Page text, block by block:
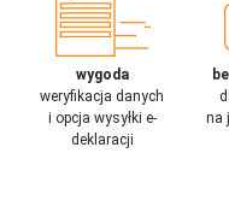
wygoda
weryfikacja danych
i opcja wysyłki e-
deklaracji
na